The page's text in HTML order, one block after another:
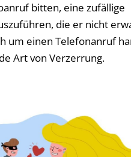
bitten, eine zufällige
die er nicht
um einen Telefonanruf
Art von Verzerrung.